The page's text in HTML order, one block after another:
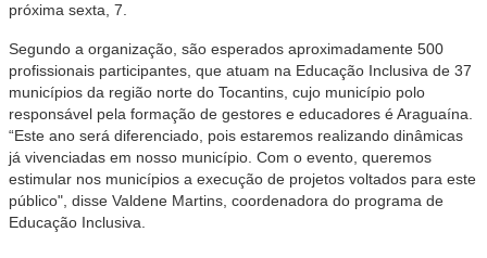
próxima sexta, 7.
Segundo a organização, são esperados aproximadamente 500
profissionais participantes, que atuam na Educação Inclusiva de 37
municípios da região norte do Tocantins, cujo município polo
responsável pela formação de gestores e educadores é Araguaína.
“Este ano será diferenciado, pois estaremos realizando dinâmicas
já vivenciadas em nosso município. Com o evento, queremos
estimular nos municípios a execução de projetos voltados para este
público", disse Valdene Martins, coordenadora do programa de
Educação Inclusiva.